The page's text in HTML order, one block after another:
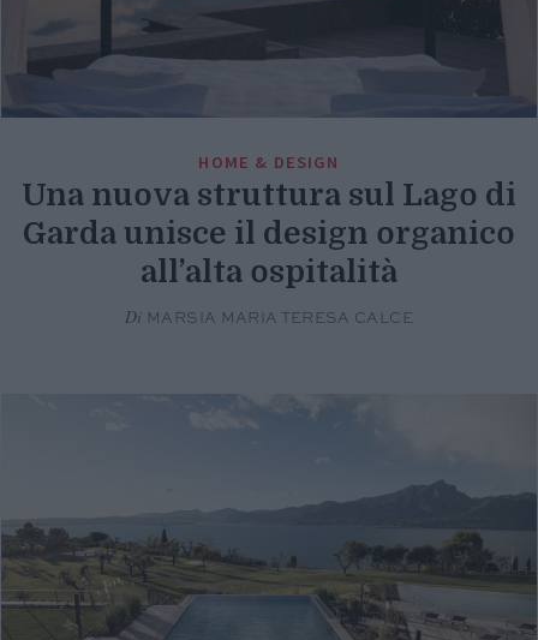
HOME & DESIGN
Una nuova struttura sul Lago di
Garda unisce il design organico
all’alta ospitalità
Di MARSIA MARIA TERESA CALCE